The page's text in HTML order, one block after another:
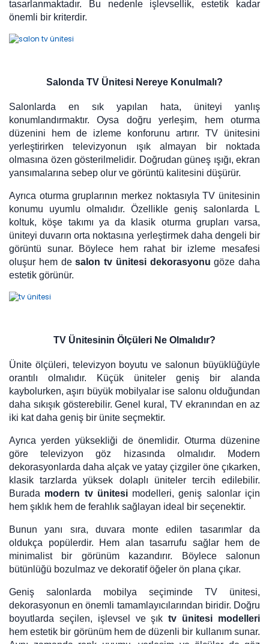
tasarlanmaktadır. Bu nedenle işlevsellik, estetik kadar
önemli bir kriterdir.
Salonda TV Ünitesi Nereye Konulmalı?
Salonlarda en sık yapılan hata, üniteyi yanlış
konumlandırmaktır. Oysa doğru yerleşim, hem oturma
düzenini hem de izleme konforunu artırır. TV ünitesini
yerleştirirken televizyonun ışık almayan bir noktada
olmasına özen gösterilmelidir. Doğrudan güneş ışığı, ekran
yansımalarına sebep olur ve görüntü kalitesini düşürür.
Ayrıca oturma gruplarının merkez noktasıyla TV ünitesinin
konumu uyumlu olmalıdır. Özellikle geniş salonlarda L
koltuk, köşe takımı ya da klasik oturma grupları varsa,
üniteyi duvarın orta noktasına yerleştirmek daha dengeli bir
görüntü sunar. Böylece hem rahat bir izleme mesafesi
oluşur hem desalon tv ünitesi dekorasyonu göze daha
estetik görünür.
TV Ünitesinin Ölçüleri Ne Olmalıdır?
Ünite ölçüleri, televizyon boyutu ve salonun büyüklüğüyle
orantılı olmalıdır. Küçük üniteler geniş bir alanda
kaybolurken, aşırı büyük mobilyalar ise salonu olduğundan
daha sıkışık gösterebilir. Genel kural, TV ekranından en az
iki kat daha geniş bir ünite seçmektir.
Ayrıca yerden yüksekliği de önemlidir. Oturma düzenine
göre televizyon göz hizasında olmalıdır. Modern
dekorasyonlarda daha alçak ve yatay çizgiler öne çıkarken,
klasik tarzlarda yüksek dolaplı üniteler tercih edilebilir.
Burada modern tv ünitesimodelleri, geniş salonlar için
hem şıklık hem de ferahlık sağlayan ideal bir seçenektir.
Bunun yanı sıra, duvara monte edilen tasarımlar da
oldukça popülerdir. Hem alan tasarrufu sağlar hem de
minimalist bir görünüm kazandırır. Böylece salonun
bütünlüğü bozulmaz ve dekoratif öğeler ön plana çıkar.
Geniş salonlarda mobilya seçiminde TV ünitesi,
dekorasyonun en önemli tamamlayıcılarından biridir. Doğru
boyutlarda seçilen, işlevsel ve şıktv ünitesi modelleri
hem estetik bir görünüm hem de düzenli bir kullanım sunar.